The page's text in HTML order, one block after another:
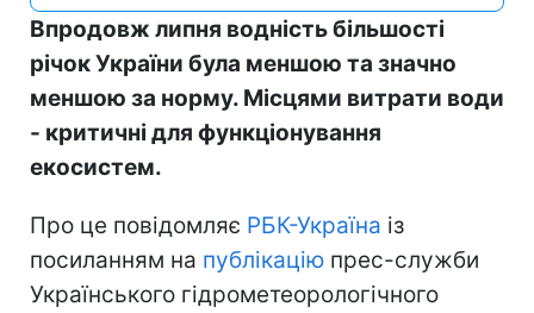
Впродовж липня водність більшості
річок України була меншою та значно
меншою за норму. Місцями витрати води
- критичні для функціонування
екосистем.
Про це повідомляє РБК-Україна із
посиланням на публікацію прес-служби
Українського гідрометеорологічного